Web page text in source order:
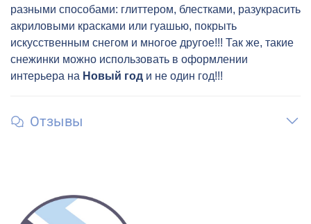
разными способами: глиттером, блестками, разукрасить
акриловыми красками или гуашью, покрыть
искусственным снегом и многое другое!!! Так же, такие
снежинки можно использовать в оформлении
интерьера на Новый год и не один год!!!
Отзывы